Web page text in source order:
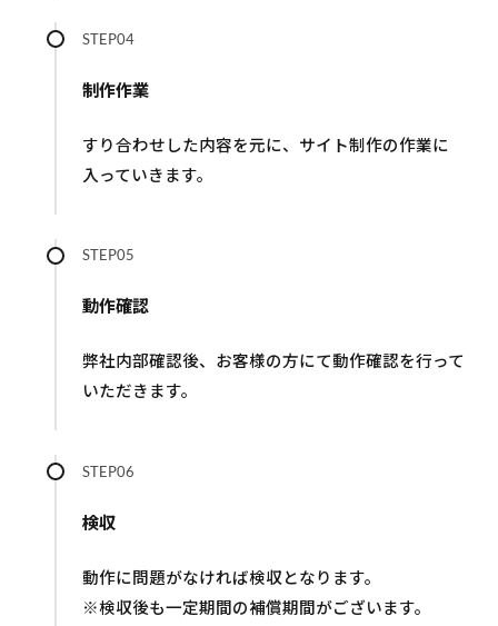
STEP04
制作作業
すり合わせした内容を元に、サイト制作の作業に
入っていきます。
STEP05
動作確認
弊社内部確認後、お客様の方にて動作確認を行って
いただきます。
STEP06
検収
動作に問題がなければ検収となります。
※検収後も一定期間の補償期間がございます。